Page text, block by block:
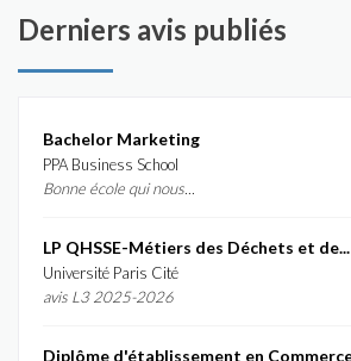
Derniers avis publiés
Bachelor Marketing
PPA Business School
Bonne école qui nous...
LP QHSSE-Métiers des Déchets et de...
Université Paris Cité
avis L3 2025-2026